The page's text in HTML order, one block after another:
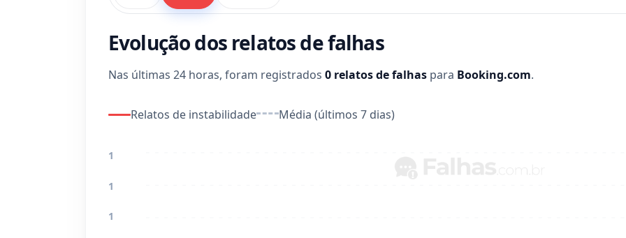
Evolução dos relatos de falhas
Nas últimas 24 horas, foram registrados 0 relatos de falhas para Booking.com.
Relatos de instabilidade Média (últimos 7 dias)
1
1
1